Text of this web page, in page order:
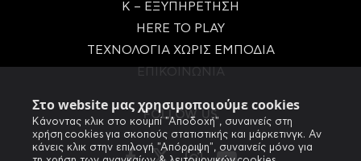
Στο website μας χρησιμοποιούμε cookies
Κάνοντας κλικ στο κουμπί "Αποδοχή", συναινείς στη
χρήση cookies για σκοπούς στατιστικής και μάρκετινγκ. Αν
κάνεις κλικ στην επιλογή "Απόρριψη", συναινείς μόνο για
Κ – ΕΞΥΠΗΡΕΤΗΣΗ
HERE TO PLAY
ΤΕΧΝΟΛΟΓΙΑ ΧΩΡΙΣ ΕΜΠΟΔΙΑ
FOLLOW US